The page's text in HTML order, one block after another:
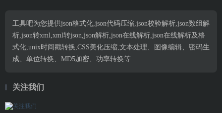
工具吧为您提供json格式化,json代码压缩,json校验解析,json数组解
析,json转xml,xml转json,json解析,json在线解析,json在线解析及格
式化,unix时间戳转换,CSS美化压缩,文本处理、图像编辑、密码生
成、单位转换、MD5加密、功率转换等
关注我们